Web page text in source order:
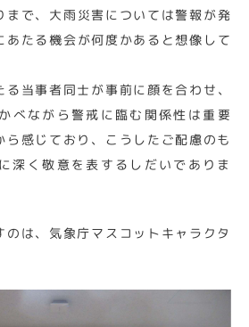
まで、大雨災害については警報が発
あたる機会が何度かあると想像して
当事者同士が事前に顔を合わせ、
べながら警戒に臨む関係性は重要
ら感じており、こうしたご配慮のも
深く敬意を表するしだいでありま
は、気象庁マスコットキャラクタ